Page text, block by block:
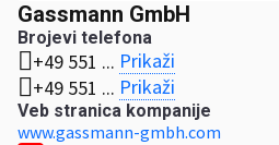
Gassmann GmbH
Brojevi telefona
+49 551 ... Prikaži
+49 551 ... Prikaži
Veb stranica kompanije
www.gassmann-gmbh.com